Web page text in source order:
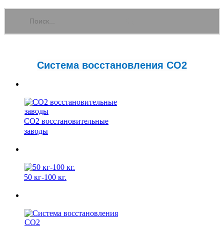
Система восстановления CO2
CO2 восстановительные
заводы
50 кг-100 кг.